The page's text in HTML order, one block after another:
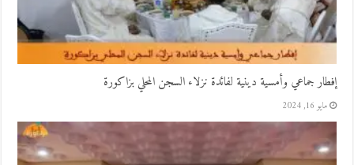
إفطار جماعي وأمسية دينية لفائدة نزلاء السجن المحلي بزاكورة
مايو 16, 2024